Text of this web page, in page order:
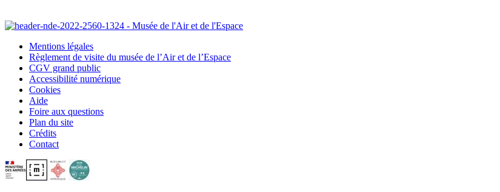
Mentions légales
Règlement de visite du musée de l’Air et de l’Espace
CGV grand public
Accessibilité numérique
Cookies
Aide
Foire aux questions
Plan du site
Crédits
Contact